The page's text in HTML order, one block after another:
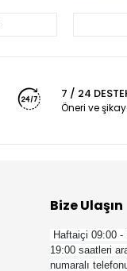
7 / 24
Öneri ve
Bize Ulaşın
Haftaiçi 09:00
19:00 saatleri
numaralı